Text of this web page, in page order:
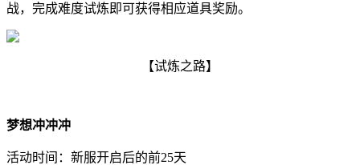
战，完成难度试炼即可获得相应道具奖励。
【试炼之路】
梦想冲冲冲
活动时间：新服开启后的前25天